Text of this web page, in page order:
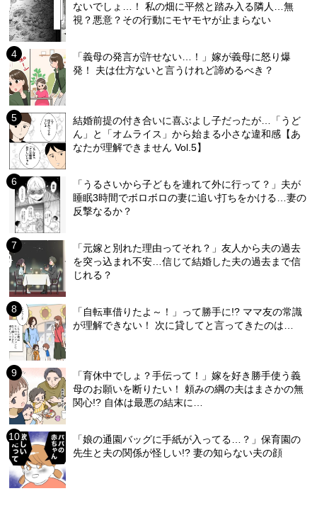
ないでしょ…！ 私の畑に平然と踏み入る隣人…無
視？悪意？その行動にモヤモヤが止まらない
「義母の発言が許せない…！」嫁が義母に怒り爆
発！ 夫は仕方ないと言うけれど諦めるべき？
結婚前提の付き合いに喜ぶよし子だったが…「うど
ん」と「オムライス」から始まる小さな違和感【あ
なたが理解できません Vol.5】
「うるさいから子どもを連れて外に行って？」夫が
睡眠3時間でボロボロの妻に追い打ちをかける…妻の
反撃なるか？
「元嫁と別れた理由ってそれ？」友人から夫の過去
を突っ込まれ不安…信じて結婚した夫の過去まで信
じれる？
「自転車借りたよ～！」って勝手に!? ママ友の常識
が理解できない！ 次に貸してと言ってきたのは…
「育休中でしょ？手伝って！」嫁を好き勝手使う義
母のお願いを断りたい！ 頼みの綱の夫はまさかの無
関心!? 自体は最悪の結末に…
「娘の通園バッグに手紙が入ってる…？」保育園の
先生と夫の関係が怪しい!? 妻の知らない夫の顔